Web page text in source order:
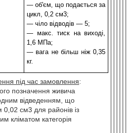
— об'єм, що подається за
цикл, 0,2 см3;
— чіло відводів — 5;
— макс. тиск на виході,
1,6 МПа;
— вага не більш ніж 0,35
кг.
під час замовлення:
позначення живича
відведенням, що
см3 для районів із
кліматом категорія